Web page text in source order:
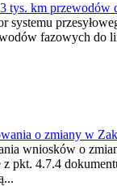
tys. km przewodów
systemu
fazowych do
o zmiany w
wniosków o
pkt. 4.7.4